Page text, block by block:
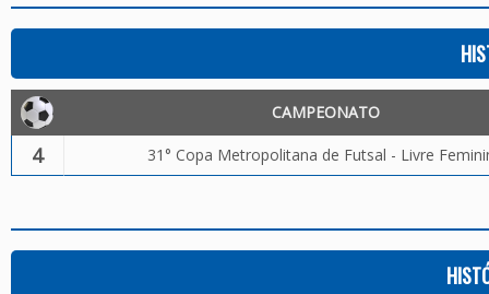
CAMPEONATO
4 31° Copa Metropolitana de Futsal - Livre